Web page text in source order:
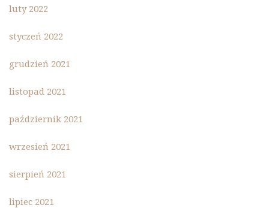
luty 2022
styczeń 2022
grudzień 2021
listopad 2021
październik 2021
wrzesień 2021
sierpień 2021
lipiec 2021